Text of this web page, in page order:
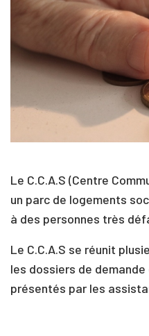
Le C.C.A.S (Centre
un parc de logements
à des personnes très
Le C.C.A.S se réunit
les dossiers de demande
présentés par les